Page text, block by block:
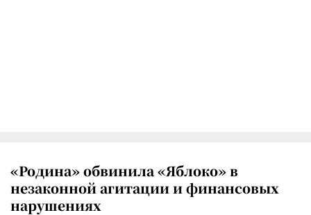
«Родина» обвинила «Яблоко» в
незаконной агитации и финансовых
нарушениях